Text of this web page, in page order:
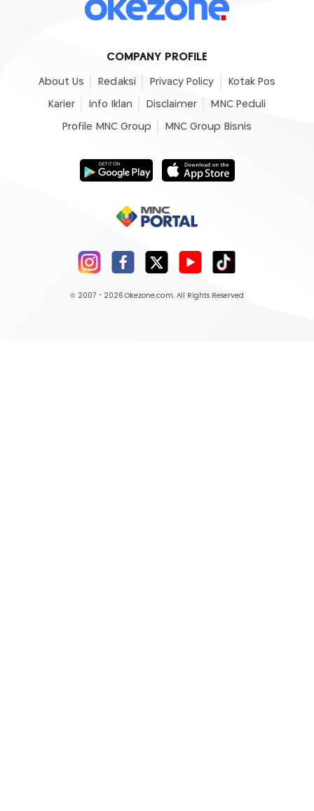
COMPANY PROFILE
About Us Redaksi Privacy Policy Kotak Pos
Karier Info Iklan Disclaimer MNC Peduli
Profile MNC Group MNC Group Bisnis
© 2007 - 2026 Okezone.com, All Rights Reserved